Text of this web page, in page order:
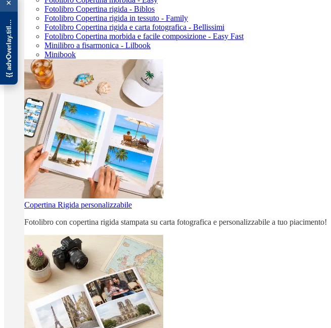
Fotolibro Copertina rigida - Biblos
Fotolibro Copertina rigida in tessuto - Family
Fotolibro Copertina rigida e carta fotografica - Bellissimi
Fotolibro Copertina morbida e facile composizione - Easy Fast
Minilibro a fisarmonica - Lilbook
Minibook
Copertina Rigida personalizzabile
Fotolibro con copertina rigida stampata su carta fotografica e personalizzabile a tuo piacimento!
×
{{ advOverlay.title || 'Promo' }}